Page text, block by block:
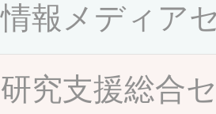
報メディア
究支援総合